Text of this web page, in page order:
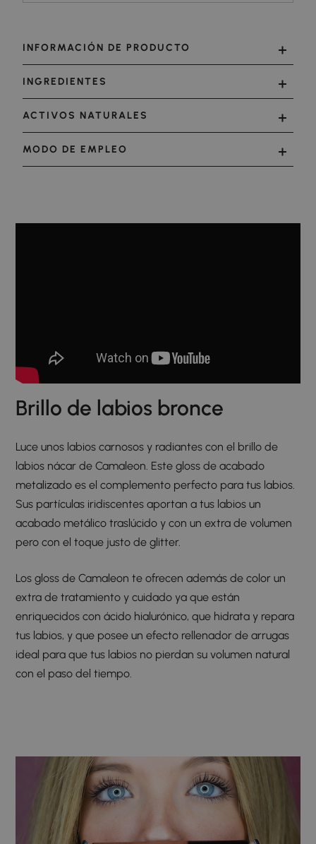
INFORMACIÓN DE PRODUCTO
INGREDIENTES
ACTIVOS NATURALES
MODO DE EMPLEO
Brillo de labios bronce​
Luce unos labios carnosos y radiantes con el brillo de
labios nácar de Camaleon. Este gloss de acabado
metalizado es el complemento perfecto para tus labios.
Sus partículas iridiscentes aportan a tus labios un
acabado metálico traslúcido y con un extra de volumen
pero con el toque justo de glitter.
Los gloss de Camaleon te ofrecen además de color un
extra de tratamiento y cuidado ya que están
enriquecidos con ácido hialurónico, que hidrata y repara
tus labios, y que posee un efecto rellenador de arrugas
ideal para que tus labios no pierdan su volumen natural
con el paso del tiempo.